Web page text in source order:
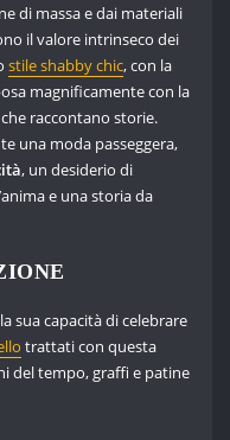
di massa e dai materiali
il valore intrinseco dei
stile shabby chic, con la
magnificamente con la
raccontano storie.
una moda passeggera,
, un desiderio di
e una storia da
sua capacità di celebrare
trattati con questa
del tempo, graffi e patine